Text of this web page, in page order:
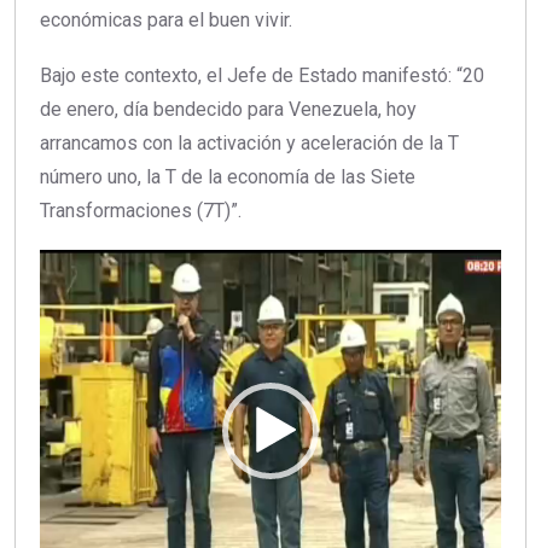
económicas para el buen vivir.
Bajo este contexto, el Jefe de Estado manifestó: “20
de enero, día bendecido para Venezuela, hoy
arrancamos con la activación y aceleración de la T
número uno, la T de la economía de las Siete
Transformaciones (7T)”.
Reproductor
de
vídeo